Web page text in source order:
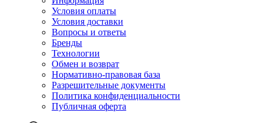
Условия оплаты
Условия доставки
Вопросы и ответы
Бренды
Технологии
Обмен и возврат
Нормативно-правовая база
Разрешительные документы
Политика конфиденциальности
Публичная оферта